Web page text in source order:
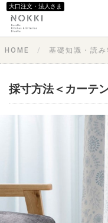
大口注文・法人さま
HOME 基礎知識・読み
採寸方法＜カーテ